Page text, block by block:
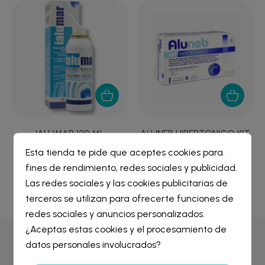
IALUMAR 100 ML
6,75 €
ALUNEB HIPERTONICO KIT
12,72 €
Por qué comprar enFarmacia Liceo
Crear lista de deseos
Nombre de la lista de deseos
Iniciar sesión
Debe iniciar sesión para guardar productos en su lista de
deseos.
Esta tienda te pide que aceptes cookies para
fines de rendimiento, redes sociales y publicidad.
Las redes sociales y las cookies publicitarias de
terceros se utilizan para ofrecerte funciones de
redes sociales y anuncios personalizados.
¿Aceptas estas cookies y el procesamiento de
datos personales involucrados?